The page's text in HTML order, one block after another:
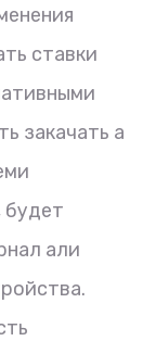
ставки
закачать а
будет
али